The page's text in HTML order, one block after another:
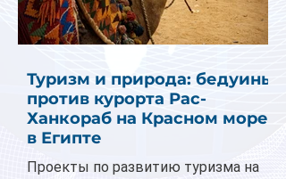
Туризм и природа: бедуины
против курорта Рас-
Ханкораб на Красном море
в Египте
Проекты по развитию туризма на